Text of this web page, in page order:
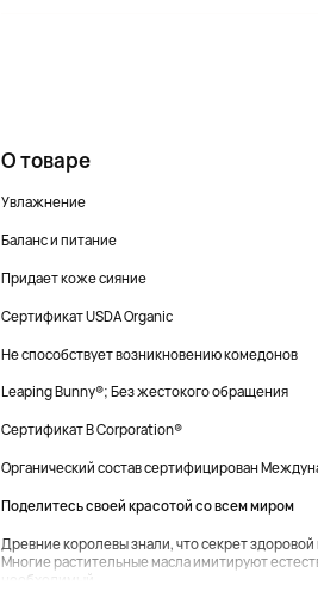
О товаре
Увлажнение
Баланс и питание
Придает коже сияние
Сертификат USDA Organic
Не способствует возникновению комедонов
Leaping Bunny®; Без жестокого обращения
Сертификат B Corporation®
Органический состав сертифицирован
Поделитесь своей красотой со всем миром
Древние королевы знали, что секрет
Многие растительные масла имитируют
необходимый ...